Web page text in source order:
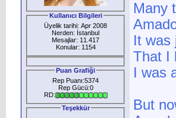
Kullanıcı Bilgileri
Üyelik tarihi: Apr 2008
Nerden: İstanbul
Mesajlar: 11.417
Konular: 1154
Puan Grafiği
Rep Puanı:5374
Rep Gücü:0
RD:
Teşekkür
Many
It
That I
I was
But